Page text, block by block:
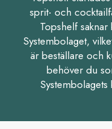
sprit- och
Topshelf
Systembolaget,
är beställare och
behöver du